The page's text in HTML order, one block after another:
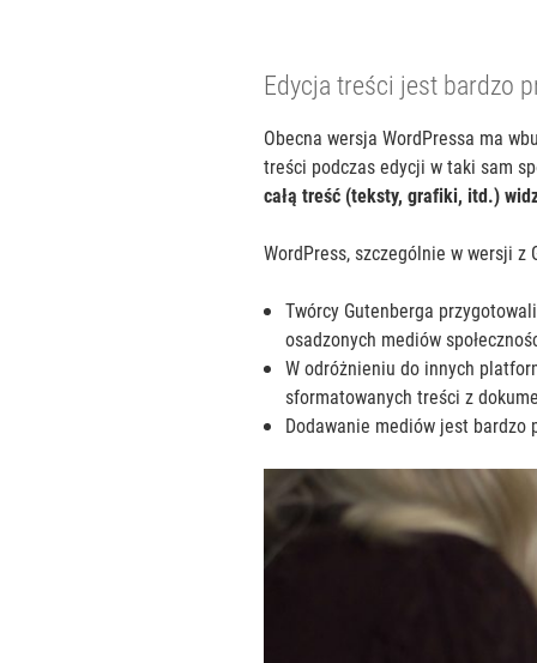
Edycja treści jest bardzo
Obecna wersja WordPressa ma
treści podczas edycji w taki sam
całą treść (teksty, grafiki, itd.)
WordPress, szczególnie w wersji
Twórcy Gutenberga
osadzonych mediów
W odróżnieniu do innych
sformatowanych treści z
Dodawanie mediów jest bardzo